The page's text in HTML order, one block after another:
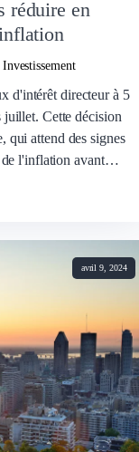
réduire en
Investissement
d'intérêt directeur à 5
Cette décision
qui attend des signes
de l'inflation avant…
avril 9, 2024